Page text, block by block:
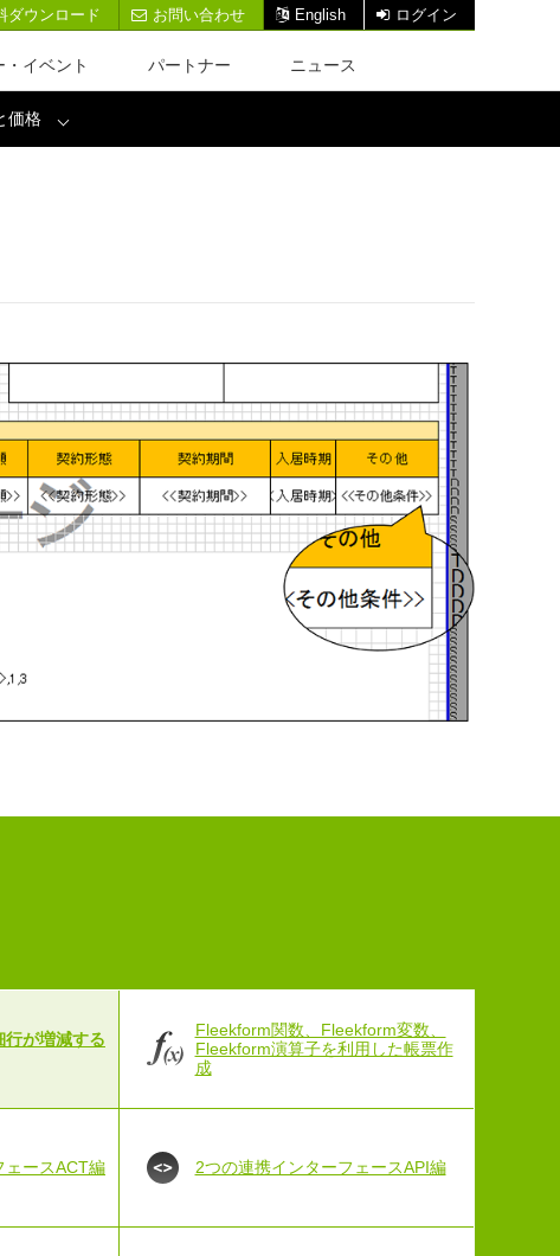
ダウンロード お問い合わせ English ログイン
・イベント パートナー ニュース
価格
行が増減する
Fleekform関数、Fleekform変数、
Fleekform演算子を利用した帳票作
成
ェースACT編 2つの連携インターフェースAPI編